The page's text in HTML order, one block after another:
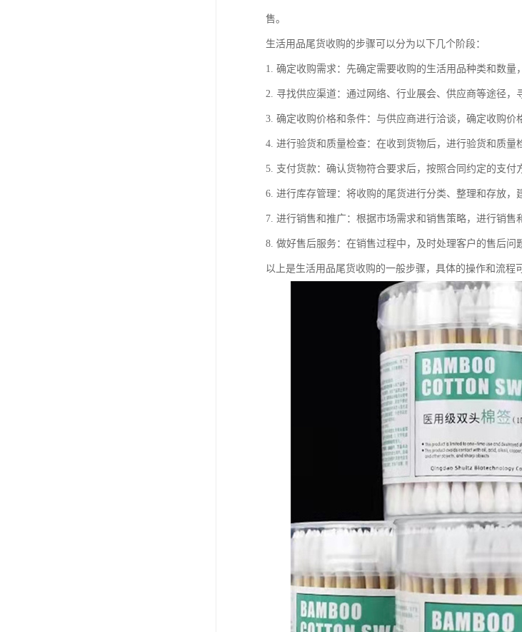
售。
生活用品尾货收购的步骤可以分为以下几个阶段：
1. 确定收购需求：先确定需要收购的生活用品种类和数量
2. 寻找供应渠道：通过网络、行业展会、供应商等途径，
3. 确定收购价格和条件：与供应商进行洽谈，确定收购价
4. 进行验货和质量检查：在收到货物后，进行验货和质量
5. 支付货款：确认货物符合要求后，按照合同约定的支付
6. 进行库存管理：将收购的尾货进行分类、整理和存放，
7. 进行销售和推广：根据市场需求和销售策略，进行销售
8. 做好售后服务：在销售过程中，及时处理客户的售后问
以上是生活用品尾货收购的一般步骤，具体的操作和流程